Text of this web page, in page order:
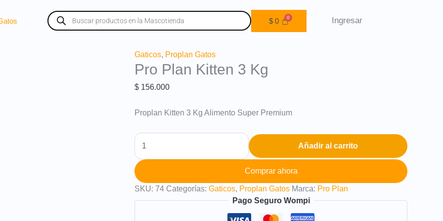
Búsqueda
de
productos
$ 0 Ingresar
Gaticos, Proplan Gatos
Pro Plan Kitten 3 Kg
$ 156.000
Proplan Kitten 3 Kg Alimento Super Premium
Pro
Plan
3
cantidad
Añadir al carrito
Comprar ahora
SKU: 74 Categorías: Gaticos, Proplan Gatos Marca: Pro Plan
Pago Seguro Wompi